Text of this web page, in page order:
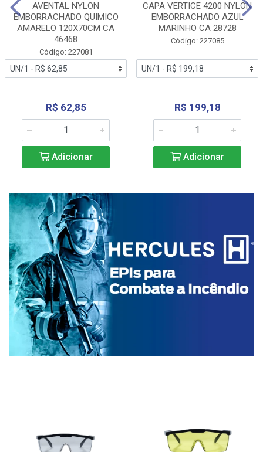
AVENTAL NYLON
EMBORRACHADO QUIMICO
AMARELO 120X70CM CA
46468
Código: 227081
R$ 62,85
Adicionar
CAPA VERTICE 4200 NYLON
EMBORRACHADO AZUL
MARINHO CA 28728
Código: 227085
R$ 199,18
Adicionar